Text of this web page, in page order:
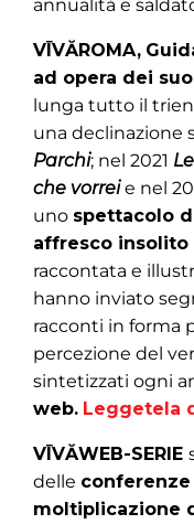
annualità e
VĪVĂROMA,
ad opera dei
lunga tutto il
una declinazione
Parchi; nel 2021
che vorreie nel
uno spettacolo
affresco
raccontata e
hanno inviato
racconti in forma
percezione del
sintetizzati ogni
web. Leggetela
VĪVĂWEB-SERIE
delle conferenze
moltiplicazione